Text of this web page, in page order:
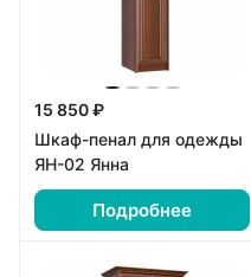
15 850 ₽
Шкаф-пенал для одежды
ЯН-02 Янна
Подробнее